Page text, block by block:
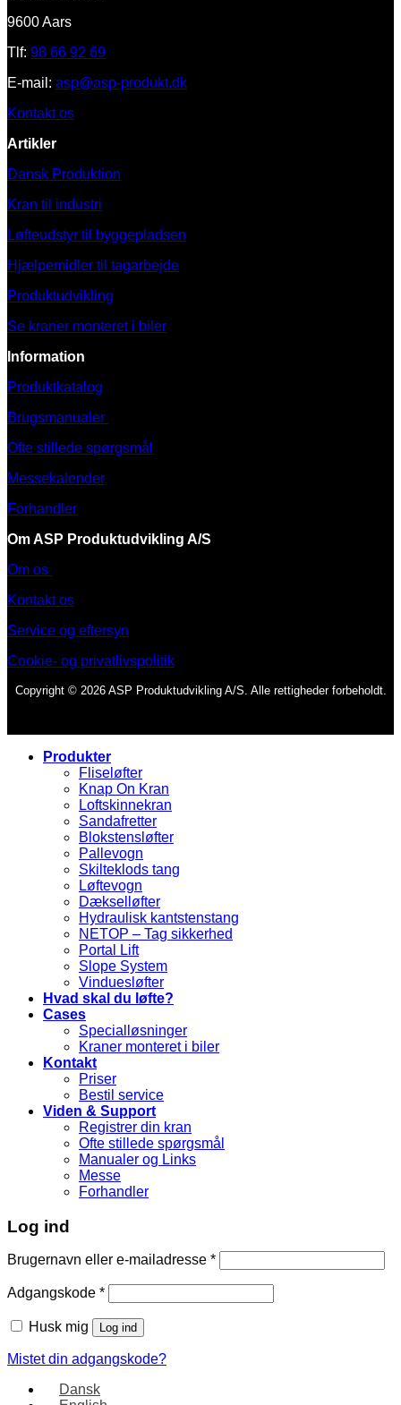
9600 Aars
Tlf: 98 66 92 69
E-mail: asp@asp-produkt.dk
Kontakt os
Artikler
Dansk Produktion
Kran til industri
Løfteudstyr til byggepladsen
Hjælpemidler til tagarbejde
Produktudvikling
Se kraner monteret i biler
Information
Produktkatalog
Brugsmanualer
Ofte stillede spørgsmål
Messekalender
Forhandler
Om ASP Produktudvikling A/S
Om os
Kontakt os
Service og eftersyn
Cookie- og privatlivspolitik
Copyright © 2026 ASP Produktudvikling A/S. Alle rettigheder forbeholdt.
Produkter
Fliseløfter
Knap On Kran
Loftskinnekran
Sandafretter
Blokstensløfter
Pallevogn
Skilteklods tang
Løftevogn
Dækselløfter
Hydraulisk kantstenstang
NETOP – Tag sikkerhed
Portal Lift
Slope System
Vinduesløfter
Hvad skal du løfte?
Cases
Specialløsninger
Kraner monteret i biler
Kontakt
Priser
Bestil service
Viden & Support
Registrer din kran
Ofte stillede spørgsmål
Manualer og Links
Messe
Forhandler
Log ind
Brugernavn eller e-mailadresse *
Adgangskode *
Husk mig Log ind
Mistet din adgangskode?
Dansk